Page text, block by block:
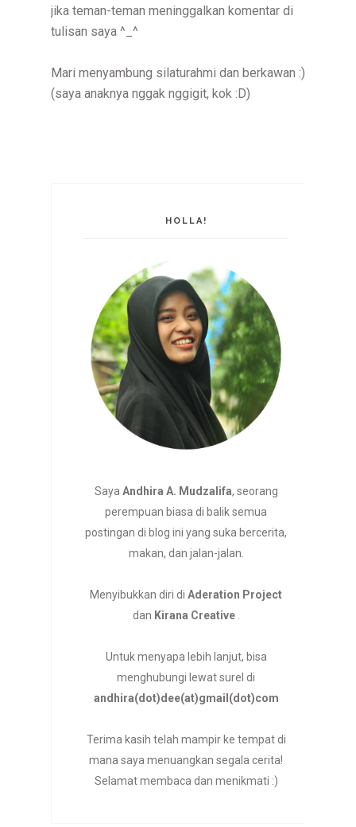
jika teman-teman meninggalkan komentar di
tulisan saya ^_^
Mari menyambung silaturahmi dan berkawan :)
(saya anaknya nggak nggigit, kok :D)
HOLLA!
Saya Andhira A. Mudzalifa, seorang
perempuan biasa di balik semua
postingan di blog ini yang suka bercerita,
makan, dan jalan-jalan.
Menyibukkan diri di Aderation Project
dan Kirana Creative
Untuk menyapa lebih lanjut, bisa
menghubungi lewat surel di
andhira(dot)dee(at)gmail(dot)com
Terima kasih telah mampir ke tempat di
mana saya menuangkan segala cerita!
Selamat membaca dan menikmati :)